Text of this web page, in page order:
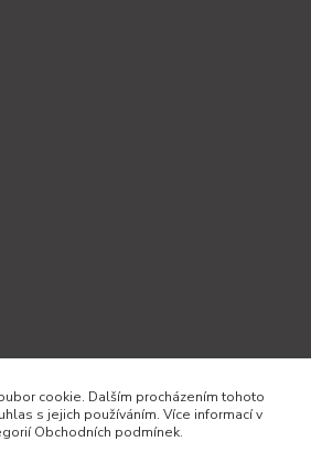
212 007
hod
cookie. Dalším procházením tohoto
s jejich používáním. Více informací v
Obchodních podmínek.